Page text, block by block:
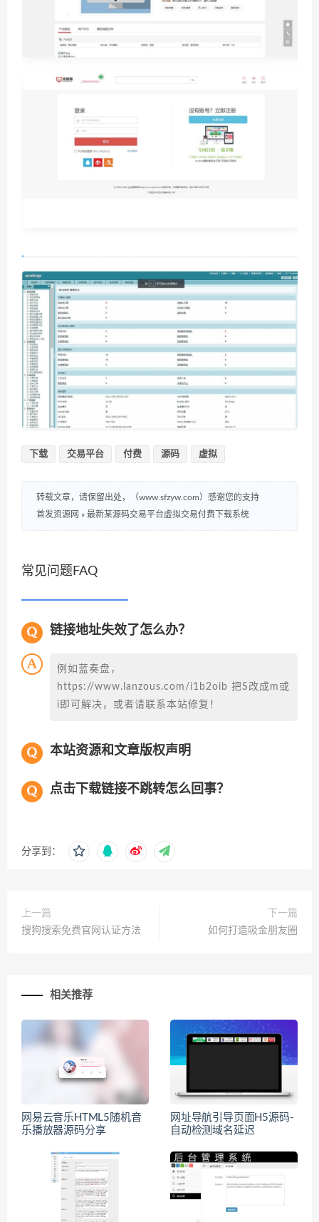
下载 交易平台 付费 源码 虚拟
转载文章，请保留出处，（www.sfzyw.com）感谢您的支持
首发资源网 » 最新某源码交易平台虚拟交易付费下载系统
常见问题FAQ
链接地址失效了怎么办？
例如蓝奏盘，
https://www.lanzous.com/i1b2oib 把S改成m或
i即可解决，或者请联系本站修复！
本站资源和文章版权声明
点击下载链接不跳转怎么回事？
分享到：
上一篇
搜狗搜索免费官网认证方法
下一篇
如何打造吸金朋友圈
相关推荐
网易云音乐HTML5随机音
乐播放器源码分享
网址导航引导页面H5源码-
自动检测域名延迟